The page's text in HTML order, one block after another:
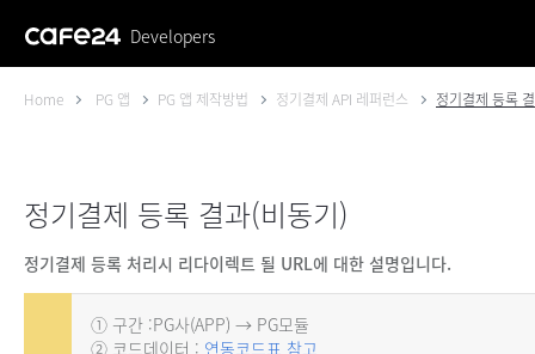
Developers
Home PG 앱 PG 앱 제작방법 정기결제 API 레퍼런스 정기결제 등록
정기결제 등록 결과(비동기)
정기결제 등록 처리시 리다이렉트 될 URL에 대한 설명입니다.
① 구간 :PG사(APP) → PG모듈
② 코드데이터 : 연동코드표 참고